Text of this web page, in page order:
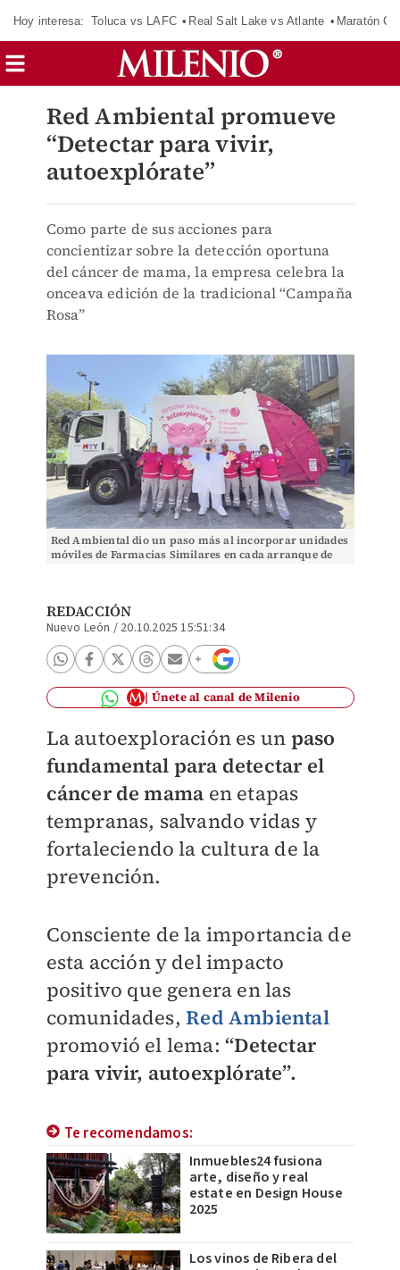
Hoy interesa: Toluca vs LAFC Real Salt Lake vs Atlante Maratón
Red Ambiental promueve
“Detectar para vivir,
autoexplórate”
Como parte de sus acciones para
concientizar sobre la detección oportuna
del cáncer de mama, la empresa celebra la
onceava edición de la tradicional “Campaña
Rosa”
Red Ambiental dio un paso más al incorporar unidades
móviles de Farmacias Similares en cada arranque de
REDACCIÓN
Nuevo León / 20.10.2025 15:51:34
Únete al canal de Milenio
La autoexploración es un paso
fundamental para detectar el
cáncer de mama en etapas
tempranas, salvando vidas y
fortaleciendo la cultura de la
prevención.
Consciente de la importancia de
esta acción y del impacto
positivo que genera en las
comunidades,Red Ambiental
promovió el lema:“Detectar
para vivir, autoexplórate”.
Te recomendamos:
Inmuebles24 fusiona
arte, diseño y real
estate en Design House
2025
Los vinos de Ribera del